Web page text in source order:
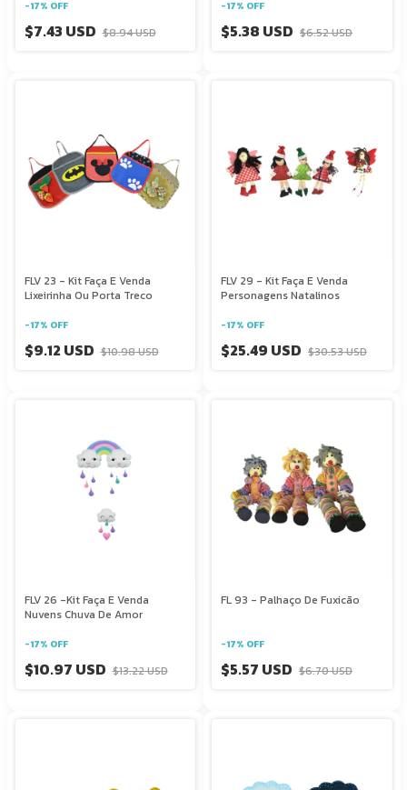
-17% OFF
$7.43 USD $8.94 USD
-17% OFF
$5.38 USD $6.52 USD
FLV 23 - Kit Faça E Venda
Lixeirinha Ou Porta Treco
-17% OFF
$9.12 USD $10.98 USD
FLV 29 - Kit Faça E Venda
Personagens Natalinos
-17% OFF
$25.49 USD $30.53 USD
FLV 26 -Kit Faça E Venda
Nuvens Chuva De Amor
-17% OFF
$10.97 USD $13.22 USD
FL 93 - Palhaço De Fuxicão
-17% OFF
$5.57 USD $6.70 USD